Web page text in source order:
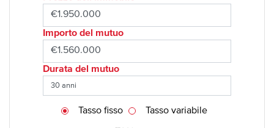
Importo del mutuo
Durata del mutuo
Tasso fisso Tasso variabile